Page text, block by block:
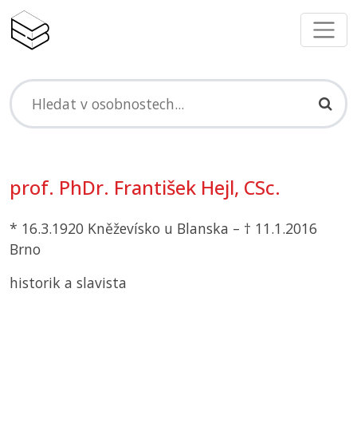
prof. PhDr. František Hejl, CSc.
* 16.3.1920 Kněževísko u Blanska – † 11.1.2016
Brno
historik a slavista